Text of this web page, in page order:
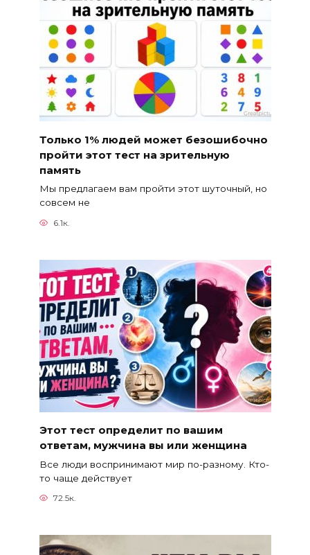
Только 1% людей может безошибочно
пройти этот тест на зрительную
память
Мы предлагаем вам пройти этот шуточный, но
совсем не
6.1к.
Этот тест определит по вашим
ответам, мужчина вы или женщина
Все люди воспринимают мир по-разному. Кто-
то чаще действует
72.5к.